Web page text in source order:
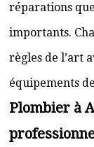
réparations
importants.
règles de l’art
équipements
Plombier à